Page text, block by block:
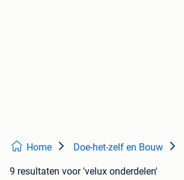
Home Doe-het-zelf en Bouw
9 resultaten voor 'velux onderdelen'